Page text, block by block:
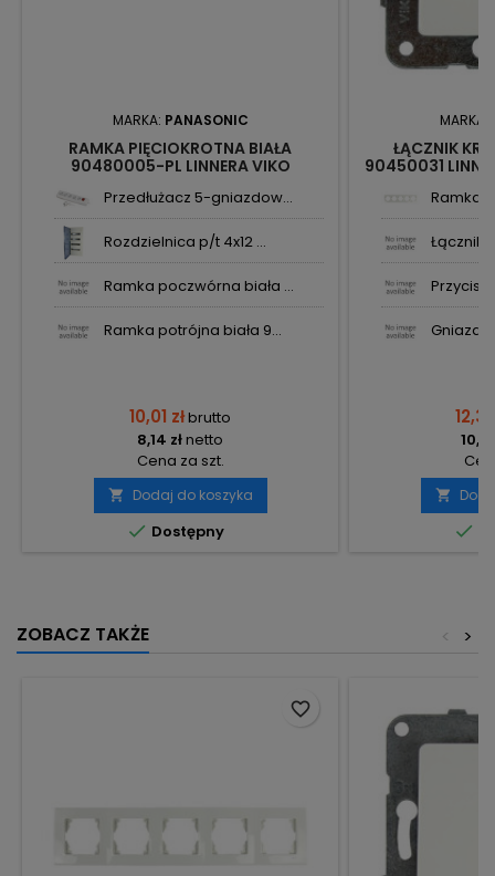
MARKA: PANASONIC
RAMKA PIĘCIOKROTNA BIAŁA
90480005-PL LINNERA VIKO
Przedłużacz 5-gniazdow...
Rozdzielnica p/t 4x12 ...
Ramka poczwórna biała ...
Ramka potrójna biała 9...
10,01 złbrutto
8,14 złnetto
Cena za szt.
 Dodaj do koszyka
 Dostępny
MARKA:
ŁĄCZNIK
90450031
Ramka
Łącznik
Przycisk


ZOBACZ TAKŻE >
<
favorite_border